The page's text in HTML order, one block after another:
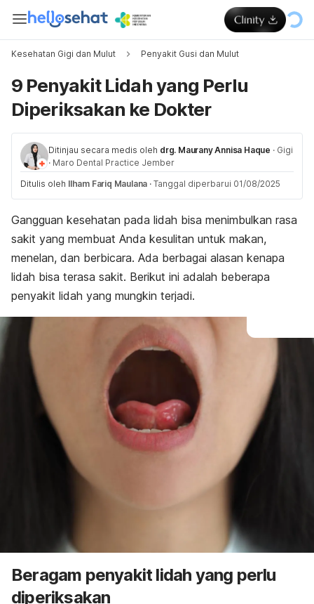
Kesehatan Gigi dan Mulut Penyakit Gusi dan Mulut
9 Penyakit Lidah yang Perlu
Diperiksakan ke Dokter
Ditinjau secara medis oleh drg. Maurany Annisa Haque · Gigi
· Maro Dental Practice Jember
Ditulis oleh Ilham Fariq Maulana · Tanggal diperbarui 01/08/2025
Gangguan kesehatan pada lidah bisa menimbulkan rasa
sakit yang membuat Anda kesulitan untuk makan,
menelan, dan berbicara. Ada berbagai alasan kenapa
lidah bisa terasa sakit. Berikut ini adalah beberapa
penyakit lidah yang mungkin terjadi.
Beragam penyakit lidah yang perlu
diperiksakan